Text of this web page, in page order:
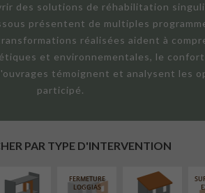
des solutions de réhabilitation
présentent de multiples
réalisées aident à
et environnementales, le
témoignent et analysent les
participé.
PAR TYPE D'INTERVENTION
FERMETURE
LOGGIAS